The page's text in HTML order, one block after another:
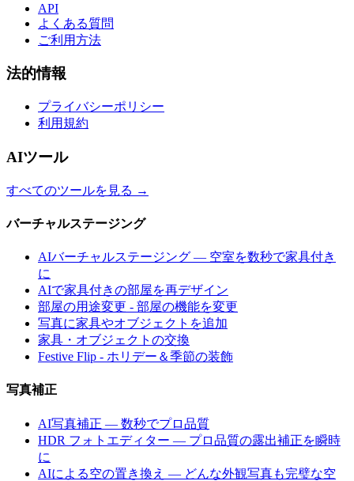
API
よくある質問
ご利用方法
法的情報
プライバシーポリシー
利用規約
AIツール
すべてのツールを見る →
バーチャルステージング
AIバーチャルステージング — 空室を数秒で家具付き
に
AIで家具付きの部屋を再デザイン
部屋の用途変更 - 部屋の機能を変更
写真に家具やオブジェクトを追加
家具・オブジェクトの交換
Festive Flip - ホリデー＆季節の装飾
写真補正
AI写真補正 — 数秒でプロ品質
HDR フォトエディター — プロ品質の露出補正を瞬時
に
AIによる空の置き換え — どんな外観写真も完璧な空